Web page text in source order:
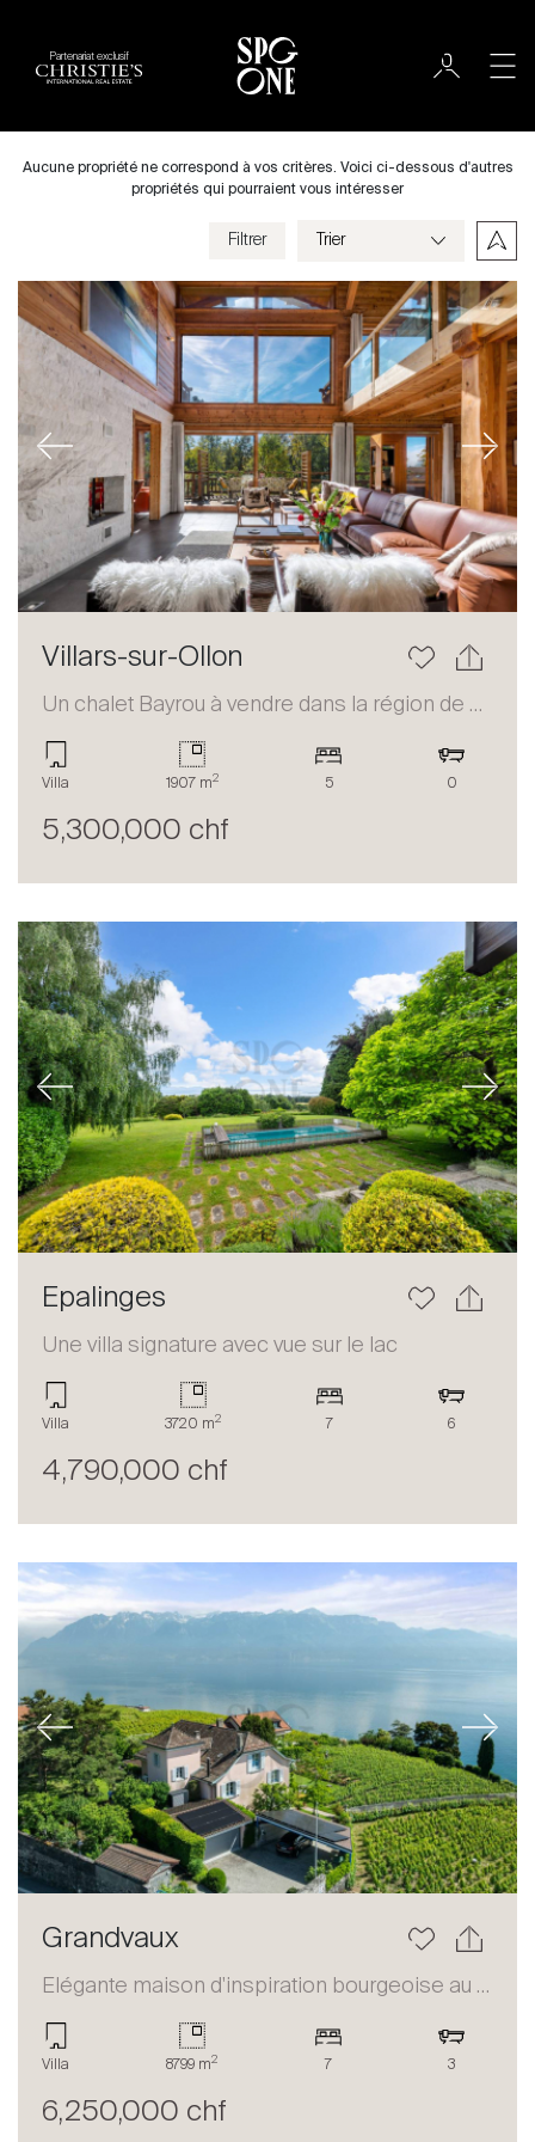
Partenariat exclusif
Villa
Chambres
Critères
Enregistrer mes critères
Aucune propriété ne correspond à vos critères. Voici ci-dessous d'autres
propriétés qui pourraient vous intéresser
Filtrer
Previous Next
Villars-sur-Ollon
Un chalet Bayrou à vendre dans la région de Villars-sur-Ollon
Villa 1907 m2 5 0
5,300,000 chf
Previous Next
Epalinges
Une villa signature avec vue sur le lac
Villa 3720 m2 7 6
4,790,000 chf
Previous Next
Grandvaux
Elégante maison d'inspiration bourgeoise au coeur du Lavaux
Villa 8799 m2 7 3
6,250,000 chf